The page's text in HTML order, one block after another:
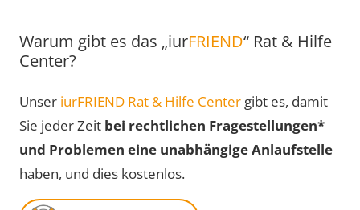
Warum gibt es das „iurFRIEND“ Rat & Hilfe
Center?
Unser iurFRIEND Rat & Hilfe Center gibt es, damit
Sie jeder Zeit bei rechtlichen Fragestellungen*
und Problemen eine unabhängige Anlaufstelle
haben, und dies kostenlos.